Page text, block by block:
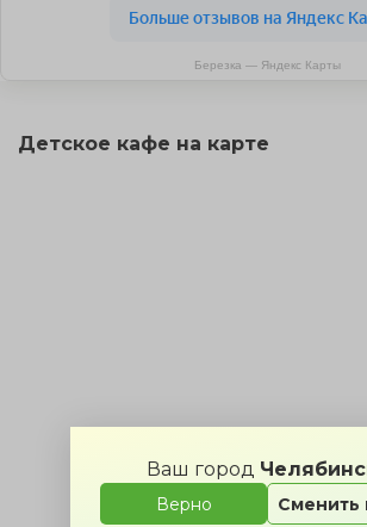
Ваш город
Верно Сменить
Березка — Яндекс Карты
Детское кафе на карте